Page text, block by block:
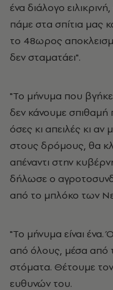
ένα διάλογο
πάμε στα σπίτια μας
το 48ωρος
δεν σταματάει".
"Το μήνυμα που
δεν κάνουμε
όσες κι απειλές κι
στους δρόμους, θα
απέναντι στην
δήλωσε ο
από το μπλόκο των
"Το μήνυμα είναι
από όλους, μέσα από
στόματα. Θέτουμε
ευθυνών του.